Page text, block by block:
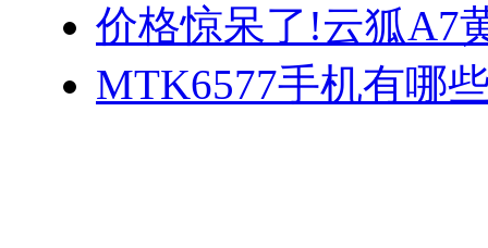
价格惊呆了!云狐A7
MTK6577手机有哪